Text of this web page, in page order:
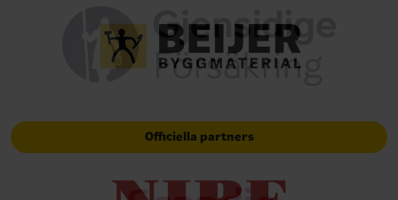
Officiella partners